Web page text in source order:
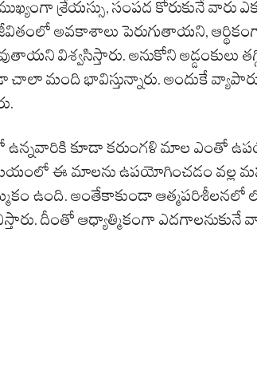
శ్రేయస్సు, సంపద కోరుకునే వారు
అవకాశాలు పెరుగుతాయని, ఆర్థికంగా
విశ్వసిస్తారు. అనుకోని అడ్డంకులు
మంది భావిస్తున్నారు. అందుకే
ఉన్నవారికి కూడా కరుంగళి మాల ఎంతో
ఈ మాలను ఉపయోగించడం వల్ల
ఉంది. అంతేకాకుండా ఆత్మపరిశీలనలో
దీంతో ఆధ్యాత్మికంగా ఎదగాలనుకునే